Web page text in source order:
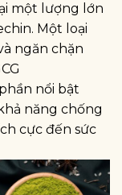
một lượng lớn
Một loại
ngăn chặn
nổi bật
năng chống
cực đến sức